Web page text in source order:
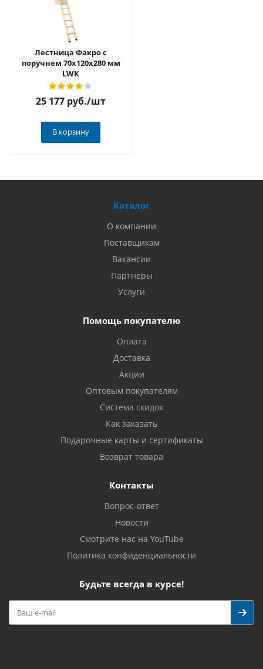
Лестница Факро с
поручнем 70х120х280 мм
LWК
25 177 руб./шт
В корзину
Каталог
О компании
Поставщикам
Вакансии
Партнеры
Услуги
Помощь покупателю
Оплата
Доставка
Акции
Оптовым покупателям
Система скидок
Как заказать
Подарочные карты и сертификаты
Возврат товара
Контакты
Вопрос-ответ
Новости
Смотрите нас на YouTube
Политика конфиденциальности
Будьте всегда в курсе!